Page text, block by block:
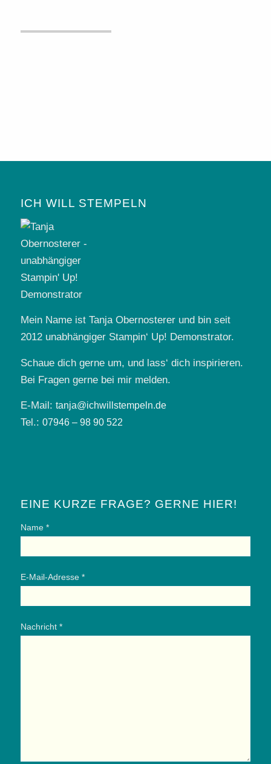
ICH WILL STEMPELN
Mein Name ist Tanja Obernosterer und bin seit
2012 unabhängiger Stampin‘ Up! Demonstrator.
Schaue dich gerne um, und lass‘ dich inspirieren.
Bei Fragen gerne bei mir melden.
E-Mail: tanja@ichwillstempeln.de
Tel.: 07946 – 98 90 522
EINE KURZE FRAGE? GERNE HIER!
Name *
E-Mail-Adresse *
Nachricht *